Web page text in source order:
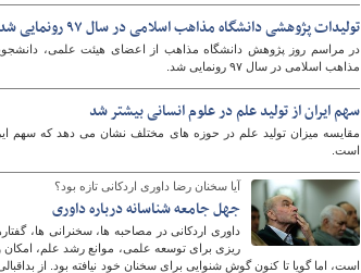
تولیدات پژوهشی دانشگاه مذاهب اسلامی در سال ۹۷ رونمایی شد
در مراسم روز پژوهش دانشگاه مذاهب از اعضای هیئت علمی،
مذاهب اسلامی در سال ۹۷ رونمایی شد.
سهم ایران از تولید علم در علوم انسانی بیشتر شد
مقایسه میزان تولید علم در حوزه های مختلف نشان می دهد که سهم
است.
آیا سخنان رضا داوری اردکانی تازه بود؟
جهل جامعه شناسانه درباره داوری
داوری اردکانی در مصاحبه ها، سخنرانی ها،
ریزی برای توسعه علمی، موانع رشد علم، امکان
است، اما گویا تا کنون گوش شنوایی برای سخنان خود نیافته بود. از